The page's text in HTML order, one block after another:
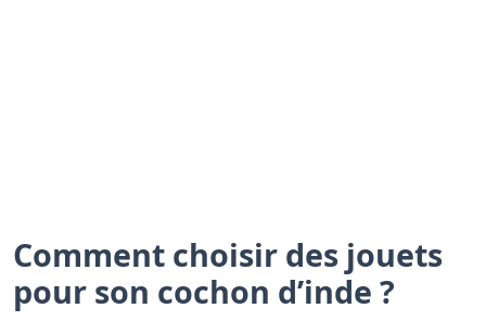
Comment choisir des jouets
pour son cochon d’inde ?